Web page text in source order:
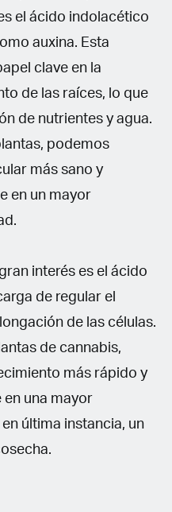
el ácido indolacético
auxina. Esta
clave en la
de las raíces, lo que
de nutrientes y agua.
podemos
más sano y
en un mayor
interés es el ácido
de regular el
de las células.
de cannabis,
más rápido y
en una mayor
última instancia, un